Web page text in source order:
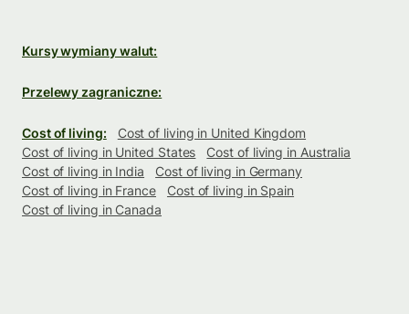
Kursy wymiany walut:
Przelewy zagraniczne:
Cost of living:
Cost of living in United Kingdom
Cost of living in United States
Cost of living in Australia
Cost of living in India
Cost of living in Germany
Cost of living in France
Cost of living in Spain
Cost of living in Canada